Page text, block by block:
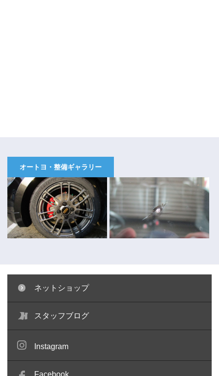
オートヨ・整備ギャラリー
キャリパー塗装 ～コペン～
ネットショップ
スタッフブログ
Instagram
Facebook